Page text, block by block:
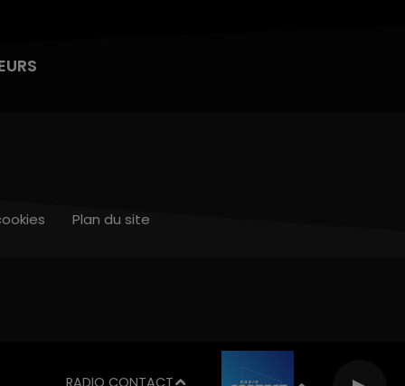
RADIO CONTACT
Plan du site